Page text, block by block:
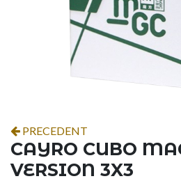
PRECEDENT
CAYRO CUBO
VERSION 3X3